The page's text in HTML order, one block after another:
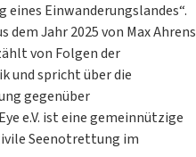
eines Einwanderungslandes“.
dem Jahr 2025 von Max Ahrens
von Folgen der
und spricht über die
gegenüber
e.V. ist eine gemeinnützige
Seenotrettung im